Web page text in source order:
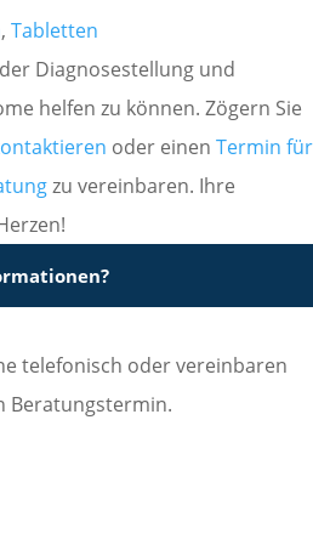
, Tabletten
Diagnosestellung und
helfen zu können. Zögern Sie
oder einen Termin für
zu vereinbaren. Ihre
telefonisch oder vereinbaren
Beratungstermin.